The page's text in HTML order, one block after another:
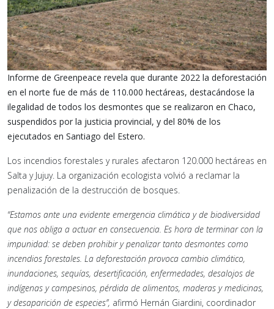
Informe de Greenpeace revela que durante 2022 la deforestación
en el norte fue de más de 110.000 hectáreas, destacándose la
ilegalidad de todos los desmontes que se realizaron en Chaco,
suspendidos por la justicia provincial, y del 80% de los
ejecutados en Santiago del Estero.
Los incendios forestales y rurales afectaron 120.000 hectáreas en
Salta y Jujuy. La organización ecologista volvió a reclamar la
penalización de la destrucción de bosques.
“Estamos ante una evidente emergencia climática y de biodiversidad
que nos obliga a actuar en consecuencia. Es hora de terminar con la
impunidad: se deben prohibir y penalizar tanto desmontes como
incendios forestales. La deforestación provoca cambio climático,
inundaciones, sequías, desertificación, enfermedades, desalojos de
indígenas y campesinos, pérdida de alimentos, maderas y medicinas,
y desaparición de especies”, afirmó Hernán Giardini, coordinador